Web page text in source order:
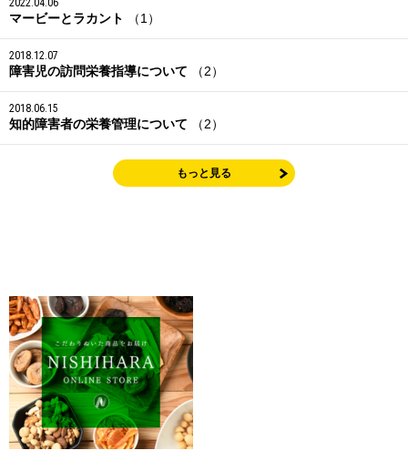
2022.04.06
マービーとラカント （1）
2018.12.07
障害児の訪問栄養指導について （2）
2018.06.15
知的障害者の栄養管理について （2）
もっと見る